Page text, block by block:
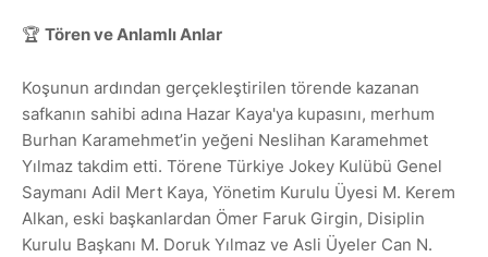
🏆 Tören ve Anlamlı Anlar
Koşunun ardından gerçekleştirilen törende kazanan
safkanın sahibi adına Hazar Kaya'ya kupasını, merhum
Burhan Karamehmet’in yeğeni Neslihan Karamehmet
Yılmaz takdim etti. Törene Türkiye Jokey Kulübü Genel
Saymanı Adil Mert Kaya, Yönetim Kurulu Üyesi M. Kerem
Alkan, eski başkanlardan Ömer Faruk Girgin, Disiplin
Kurulu Başkanı M. Doruk Yılmaz ve Asli Üyeler Can N.